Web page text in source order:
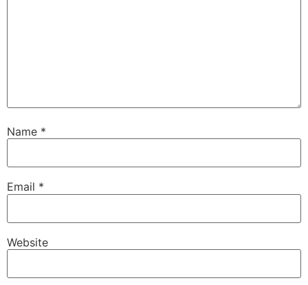
Name *
Email *
Website